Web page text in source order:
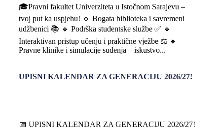
🎓Pravni fakultet Univerziteta u Istočnom Sarajevu –
tvoj put ka uspjehu! 🔹 Bogata biblioteka i savremeni
udžbenici 📚 🔹 Podrška studentske službe ✅ 🔹
Interaktivan pristup učenju i praktične vježbe ⚖️ 🔹
Pravne klinike i simulacije suđenja – iskustvo...
UPISNI KALENDAR ZA GENERACIJU 2026/27!
📅 UPISNI KALENDAR ZA GENERACIJU 2026/27!